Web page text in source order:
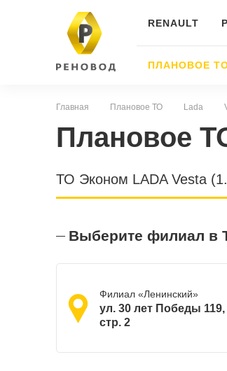
RENAULT
ПЛАНОВОЕ
Главная Плановое ТО Lada
Плановое
ТО Эконом LADA Vesta
Выберите филиал в
Филиал «Ленинский»
ул. 30 лет Победы 119,
стр. 2